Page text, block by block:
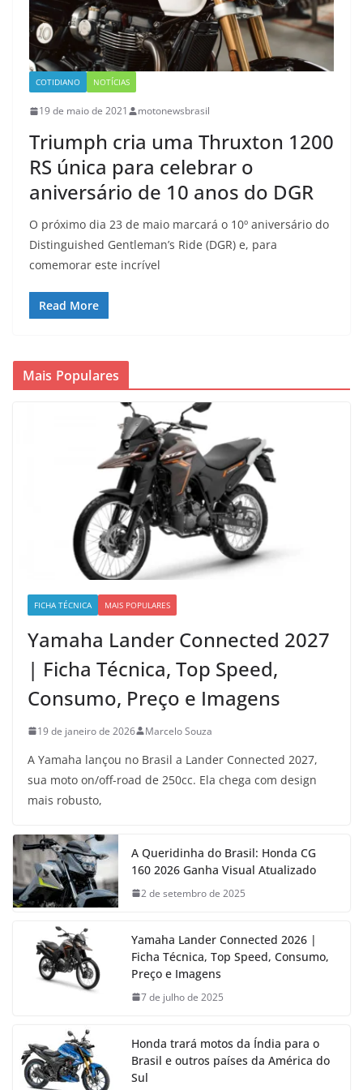
COTIDIANO NOTÍCIAS
19 de maio de 2021 motonewsbrasil
Triumph cria uma Thruxton 1200
RS única para celebrar o
aniversário de 10 anos do DGR
O próximo dia 23 de maio marcará o 10º aniversário do
Distinguished Gentleman’s Ride (DGR) e, para
comemorar este incrível
Read More
Mais Populares
FICHA TÉCNICA MAIS POPULARES
Yamaha Lander Connected 2027
| Ficha Técnica, Top Speed,
Consumo, Preço e Imagens
19 de janeiro de 2026 Marcelo Souza
A Yamaha lançou no Brasil a Lander Connected 2027,
sua moto on/off-road de 250cc. Ela chega com design
mais robusto,
A Queridinha do Brasil: Honda CG
160 2026 Ganha Visual Atualizado
2 de setembro de 2025
Yamaha Lander Connected 2026 |
Ficha Técnica, Top Speed, Consumo,
Preço e Imagens
7 de julho de 2025
Honda trará motos da Índia para o
Brasil e outros países da América do
Sul